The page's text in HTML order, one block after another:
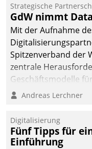
Strategische
GdW nimmt
Mit der Aufnahme
Spitzenverband der
zentrale
Geschäftsmodelle
entwickeln.
Andreas Lerchner
Digitalisierung
Fünf Tipps für
Einführung